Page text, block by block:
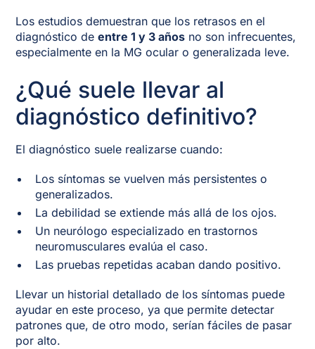
Los estudios demuestran que los retrasos en el
diagnóstico deentre 1 y 3 años no son infrecuentes,
especialmente en la MG ocular o generalizada leve.
¿Qué suele llevar al
diagnóstico definitivo?
El diagnóstico suele realizarse cuando:
Los síntomas se vuelven más persistentes o
generalizados.
La debilidad se extiende más allá de los ojos.
Un neurólogo especializado en trastornos
neuromusculares evalúa el caso.
Las pruebas repetidas acaban dando positivo.
Llevar un historial detallado de los síntomas puede
ayudar en este proceso, ya que permite detectar
patrones que, de otro modo, serían fáciles de pasar
por alto.